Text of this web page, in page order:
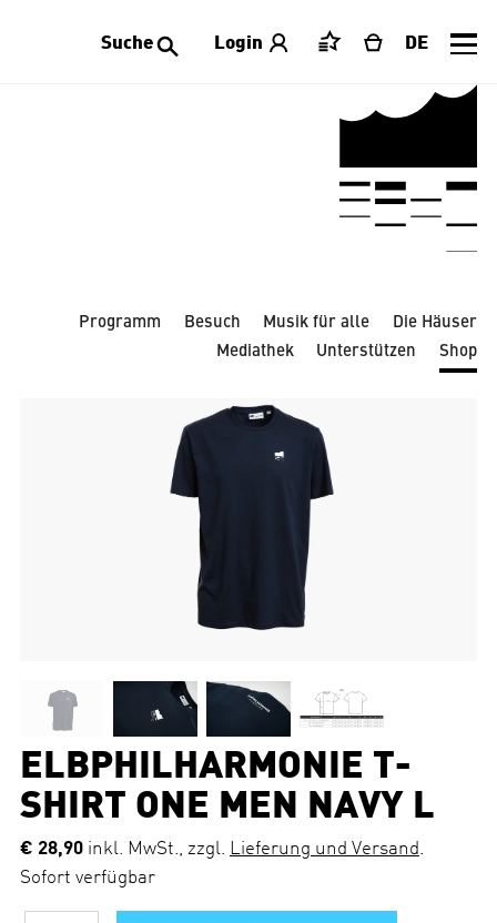
Suche
Login
DE
Programm Besuch Musik für alle
Die Häuser
Mediathek
Unterstützen Shop
Bekleidung
Spielwaren
Tischwaren
ELBPHILHARMONIE T-
SHIRT ONE MEN NAVY L
€ 28,90inkl. MwSt., zzgl. Lieferung und Versand.
Sofort verfügbar